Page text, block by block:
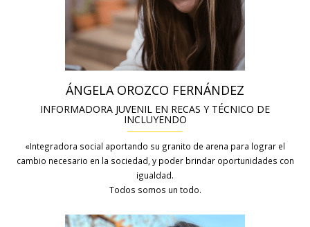
ÁNGELA OROZCO FERNÁNDEZ
INFORMADORA JUVENIL EN RECAS Y TÉCNICO DE
INCLUYENDO
«Integradora social aportando su granito de arena para lograr el
cambio necesario en la sociedad, y poder brindar oportunidades con
igualdad.
Todos somos un todo.